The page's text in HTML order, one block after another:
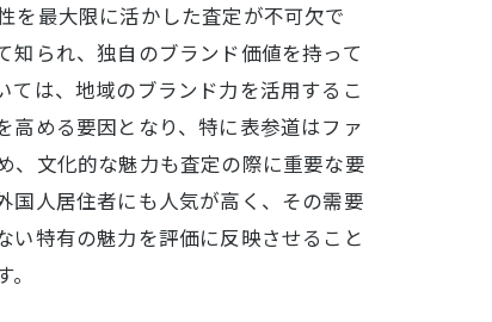
を最大限に活かした査定が不可欠で
知られ、独自のブランド価値を持って
ては、地域のブランド力を活用するこ
高める要因となり、特に表参道はファ
、文化的な魅力も査定の際に重要な要
国人居住者にも人気が高く、その需要
い特有の魅力を評価に反映させること